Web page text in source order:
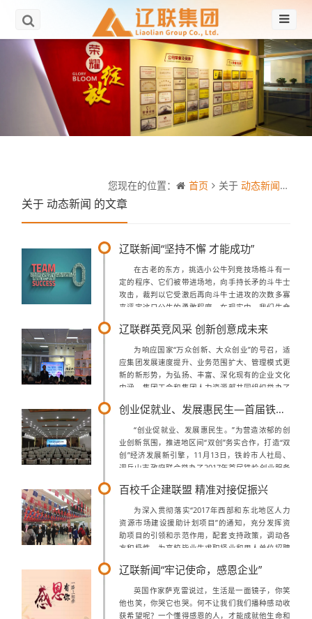
您现在的位置： 首页 关于 动态新闻 的文
关于动态新闻 的文章
辽联新闻“坚持不懈 才能成功”
在古老的东方，挑选小公牛列竞技场格斗有一
定的程序、它们被带进场地，向手持长矛的斗牛士
攻击，裁判以它受激后再向斗牛士进攻的次数多寡
来评定这只公牛的勇敢程度。在现实中。我们生命
拔，勇往直前，迎接挑战。那么我们一定会成功...
辽联群英竞风采 创新创意成未来
为响应国家“万众创新、大众创业”的号召，适
应集团发展速度提升、业务范围扩大、管理模式更
新的新形势，为弘扬、丰富、深化现有的企业文化
内涵，集团工会和集团人力资源部共同组织举办了
年11月29日下午，大赛决赛...
创业促就业、发展惠民生—首届铁岭创业服务主题展
“创业促就业、发展惠民生。”为营造浓郁的创
业创新氛围，推进地区间“双创”务实合作，打造“双
创”经济发展新引擎，11月13日，铁岭市人社局、
调兵山市政府联合举办了2017年首届铁岭创业服务
联集团旗下的馋猫特特、智慧...
百校千企建联盟 精准对接促振兴
为深入贯彻落实“2017年西部和东北地区人力
资源市场建设援助计划项目”的通知，充分发挥资
助项目的引领和示范作用，配套支持政策，调动各
方积极性，为高校毕业生求职择业和用人单位招聘
经济转型升级。根据援助计划项目的总体...
辽联新闻“牢记使命，感恩企业”
英国作家萨克雷说过，生活是一面镜子，你笑
他也笑，你哭它也哭。何不让我们我们播种感动收
获希望呢？一个懂得感恩的人，才能成就他生命和